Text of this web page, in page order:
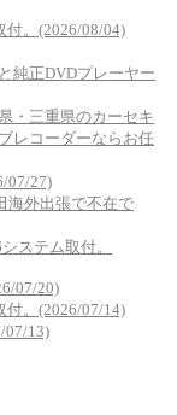
。(2026/08/04)
純正DVDプレーヤー
・三重県のカーセキ
レコーダーならお任
07/27)
海外出張で不在で
ステム取付。
07/20)
。(2026/07/14)
13)